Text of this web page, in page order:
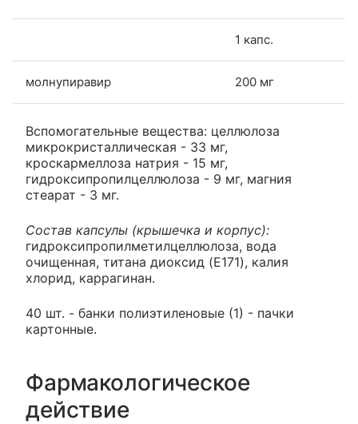
1 капс.
молнупиравир 200 мг
Вспомогательные вещества: целлюлоза
микрокристаллическая - 33 мг,
кроскармеллоза натрия - 15 мг,
гидроксипропилцеллюлоза - 9 мг, магния
стеарат - 3 мг.
Состав капсулы (крышечка и корпус):
гидроксипропилметилцеллюлоза, вода
очищенная, титана диоксид (E171), калия
хлорид, каррагинан.
40 шт. - банки полиэтиленовые (1) - пачки
картонные.
Фармакологическое
действие